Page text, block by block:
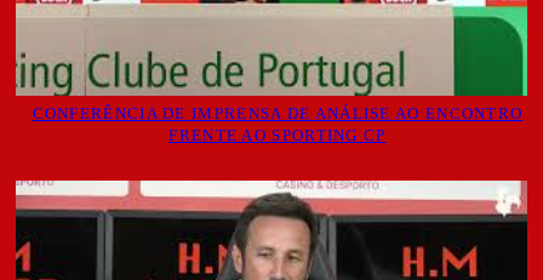
CONFERÊNCIA DE IMPRENSA DE ANÁLISE AO ENCONTRO
FRENTE AO SPORTING CP